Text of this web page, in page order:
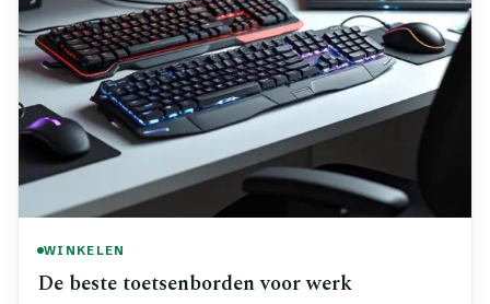
WINKELEN
De beste toetsenborden voor werk